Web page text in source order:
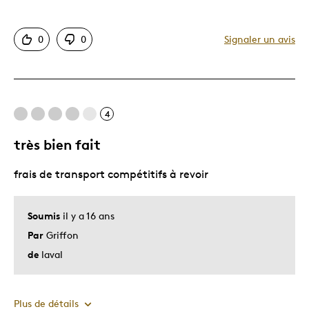
Superbe à exposer
0 0 Signaler un avis
4
très bien fait
Soumis il y a 16 ans
Par Griffon
de laval
frais de transport compétitifs à revoir
Plus de détails